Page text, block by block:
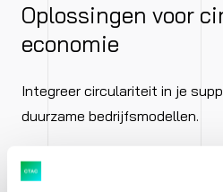
Oplossingen voor
economie
Integreer circulariteit in je
duurzame bedrijfsmodellen.
·